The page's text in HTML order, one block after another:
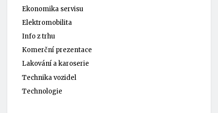
Ekonomika servisu
Elektromobilita
Info z trhu
Komerční prezentace
Lakování a karoserie
Technika vozidel
Technologie